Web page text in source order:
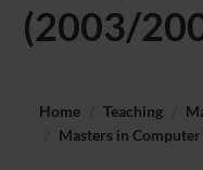
(2003/
Home Teaching
Masters in Computer